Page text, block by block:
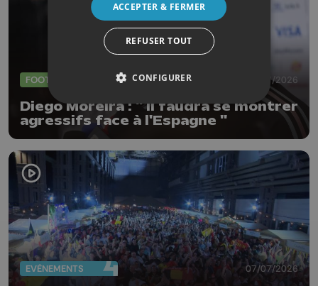
FOOTBALL 09/07/2026
Diego Moreira : " Il faudra se montrer
agressifs face à l'Espagne "
EVÈNEMENTS 07/07/2026
ACCEPTER & FERMER
REFUSER TOUT
CONFIGURER